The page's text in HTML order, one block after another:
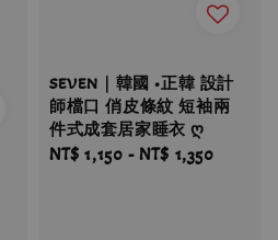
SEVEN｜韓國 •正韓 設計
師檔口 俏皮條紋 短袖兩
件式成套居家睡衣 ღ
Regular
NT$ 1,150 -NT$ 1,350